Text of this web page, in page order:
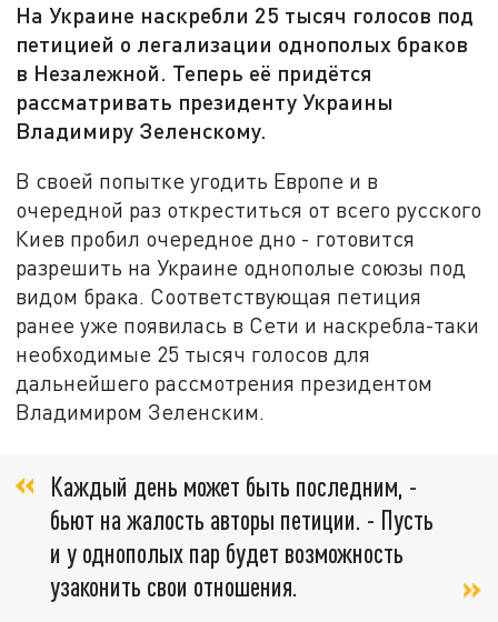
На Украине наскребли 25 тысяч голосов под
петицией о легализации однополых браков
в Незалежной. Теперь её придётся
рассматривать президенту Украины
Владимиру Зеленскому.
В своей попытке угодить Европе и в
очередной раз откреститься от всего русского
Киев пробил очередное дно - готовится
разрешить на Украине однополые союзы под
видом брака. Соответствующая петиция
ранее уже появилась в Сети и наскребла-таки
необходимые 25 тысяч голосов для
дальнейшего рассмотрения президентом
Владимиром Зеленским.
Каждый день может быть последним, -
бьют на жалость авторы петиции. - Пусть
и у однополых пар будет возможность
узаконить свои отношения.